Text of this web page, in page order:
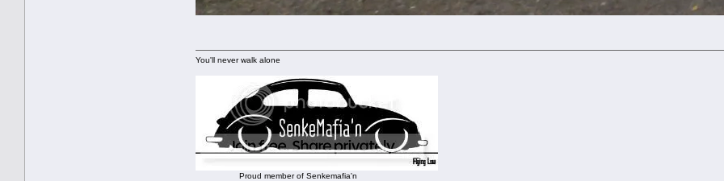
You'll never walk alone
Proud member of Senkemafia'n